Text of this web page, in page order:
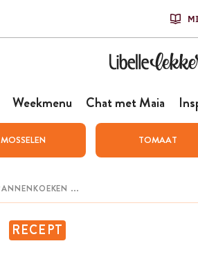
Weekmenu Chat met Maia
MOSSELEN TOMAAT
RECEPT